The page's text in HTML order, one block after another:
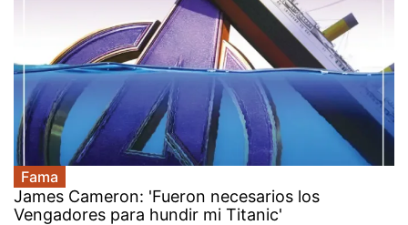
Fama
James Cameron: 'Fueron necesarios los
Vengadores para hundir mi Titanic'